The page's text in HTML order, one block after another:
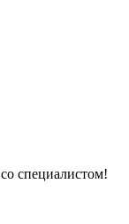
со специалистом!